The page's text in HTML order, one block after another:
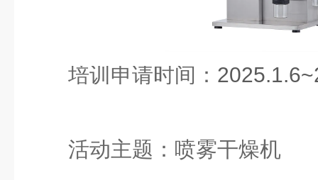
培训申请时间：
活动主题： 喷雾干燥机